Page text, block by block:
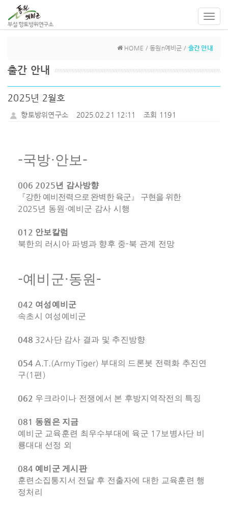
HOME / 동원n예비군 / 출간 안내
출간 안내
2025년 2월호
향토방위연구소 2025.02.21 12:11 조회 1191
-국방·안보-
006 2025년 감사방향
『강한 예비전력으로 완벽한 육군 』 구현을 위한
2025년 동원 ·예비군 감사 시행
012 안보칼럼
북한의 러시아 파병과 향후 중-북 관계 전망
-예비군·동원-
042 여성예비군
속초시 여성예비군
048 32사단 감사 결과 및 추진방향
054 A.T.(Army Tiger) 부대의 드론봇 전력화 추진연
구(1 편 )
062 우크라이나 전쟁에서 본 후방지역작전의 특징
081 동원은 지금
예비군 교육훈련 최우수부대에 육군 17 보병사단 비
룡대대 선정 외
084 예비군 게시판
훈련소집통지서 전달 후 전출자에 대한 교육훈련 행
정처리